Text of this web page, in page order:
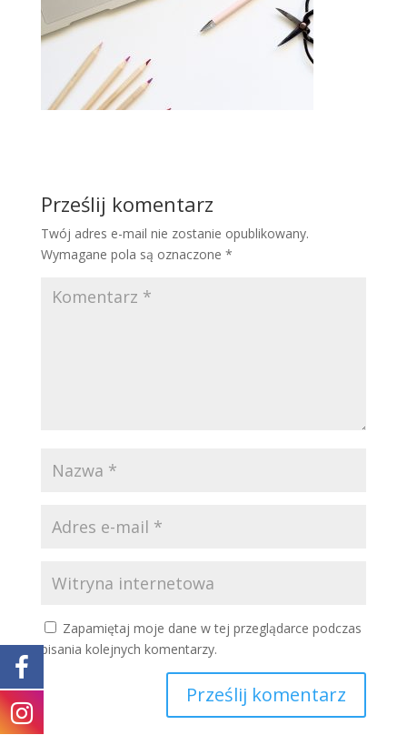
Prześlij komentarz
Twój adres e-mail nie zostanie opublikowany.
Wymagane pola są oznaczone *
Zapamiętaj moje dane w tej przeglądarce podczas
pisania kolejnych komentarzy.